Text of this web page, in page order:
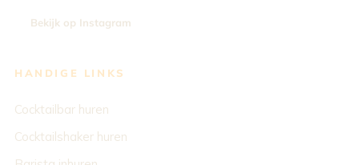
Bekijk op Instagram
HANDIGE LINKS
Cocktailbar huren
Cocktailshaker huren